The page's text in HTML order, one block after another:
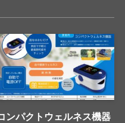
ンパクトウェルネス機器